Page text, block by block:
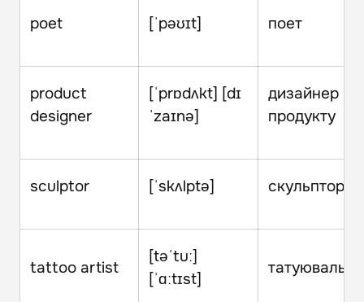
poet [ˈpəʊɪt] поет
product
designer
[ˈprɒdʌkt] [dɪ
ˈzaɪnə]
дизайнер
продукту
sculptor [ˈskʌlptə] скульптор
tattoo artist
[təˈtuː]
[ˈɑːtɪst]